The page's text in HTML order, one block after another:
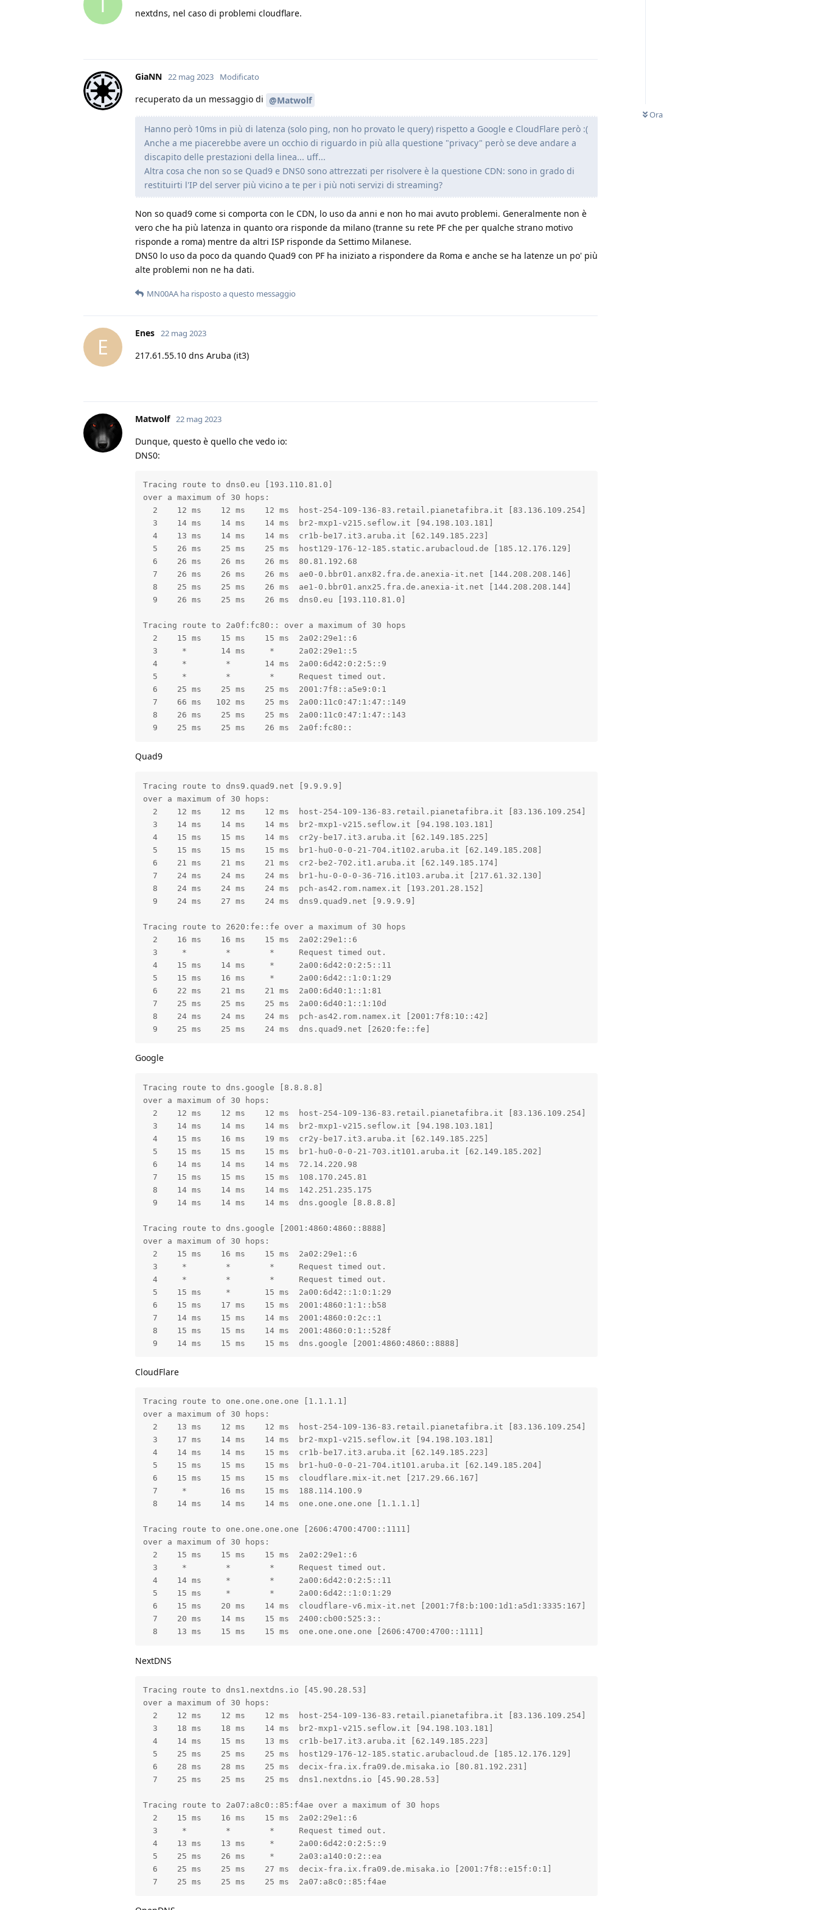
Ora
nextdns, nel caso di problemi cloudflare.
GiaNN 22 mag 2023 Modificato
recuperato da un messaggio di @Matwolf
Hanno però 10ms in più di latenza (solo ping, non ho provato le query) rispetto a Google e CloudFlare però :(
Anche a me piacerebbe avere un occhio di riguardo in più alla questione "privacy" però se deve andare a
discapito delle prestazioni della linea... uff...
Altra cosa che non so se Quad9 e DNS0 sono attrezzati per risolvere è la questione CDN: sono in grado di
restituirti l'IP del server più vicino a te per i più noti servizi di streaming?
Non so quad9 come si comporta con le CDN, lo uso da anni e non ho mai avuto problemi. Generalmente non è
vero che ha più latenza in quanto ora risponde da milano (tranne su rete PF che per qualche strano motivo
risponde a roma) mentre da altri ISP risponde da Settimo Milanese.
DNS0 lo uso da poco da quando Quad9 con PF ha iniziato a rispondere da Roma e anche se ha latenze un po' più
alte problemi non ne ha dati.
MN00AA ha risposto a questo messaggio
E
Enes 22 mag 2023
217.61.55.10 dns Aruba (it3)
Matwolf 22 mag 2023
Dunque, questo è quello che vedo io:
DNS0:
Tracing route to dns0.eu [193.110.81.0]
over a maximum of 30 hops:
  2    12 ms    12 ms    12 ms  host-254-109-136-83.retail.pianetafibra.it [83.136.109.254]
  3    14 ms    14 ms    14 ms  br2-mxp1-v215.seflow.it [94.198.103.181]
  4    13 ms    14 ms    14 ms  cr1b-be17.it3.aruba.it [62.149.185.223]
  5    26 ms    25 ms    25 ms  host129-176-12-185.static.arubacloud.de [185.12.176.129]
  6    26 ms    26 ms    26 ms  80.81.192.68
  7    26 ms    26 ms    26 ms  ae0-0.bbr01.anx82.fra.de.anexia-it.net [144.208.208.146]
  8    25 ms    25 ms    26 ms  ae1-0.bbr01.anx25.fra.de.anexia-it.net [144.208.208.144]
  9    26 ms    25 ms    26 ms  dns0.eu [193.110.81.0]
Tracing route to 2a0f:fc80:: over a maximum of 30 hops
  2    15 ms    15 ms    15 ms  2a02:29e1::6
  3     *       14 ms     *     2a02:29e1::5
  4     *        *       14 ms  2a00:6d42:0:2:5::9
  5     *        *        *     Request timed out.
  6    25 ms    25 ms    25 ms  2001:7f8::a5e9:0:1
  7    66 ms   102 ms    25 ms  2a00:11c0:47:1:47::149
  8    26 ms    25 ms    25 ms  2a00:11c0:47:1:47::143
  9    25 ms    25 ms    26 ms  2a0f:fc80::
Quad9
Tracing route to dns9.quad9.net [9.9.9.9]
over a maximum of 30 hops:
  2    12 ms    12 ms    12 ms  host-254-109-136-83.retail.pianetafibra.it [83.136.109.254]
  3    14 ms    14 ms    14 ms  br2-mxp1-v215.seflow.it [94.198.103.181]
  4    15 ms    15 ms    14 ms  cr2y-be17.it3.aruba.it [62.149.185.225]
  5    15 ms    15 ms    15 ms  br1-hu0-0-0-21-704.it102.aruba.it [62.149.185.208]
  6    21 ms    21 ms    21 ms  cr2-be2-702.it1.aruba.it [62.149.185.174]
  7    24 ms    24 ms    24 ms  br1-hu-0-0-0-36-716.it103.aruba.it [217.61.32.130]
  8    24 ms    24 ms    24 ms  pch-as42.rom.namex.it [193.201.28.152]
  9    24 ms    27 ms    24 ms  dns9.quad9.net [9.9.9.9]
Tracing route to 2620:fe::fe over a maximum of 30 hops
  2    16 ms    16 ms    15 ms  2a02:29e1::6
  3     *        *        *     Request timed out.
  4    15 ms    14 ms     *     2a00:6d42:0:2:5::11
  5    15 ms    16 ms     *     2a00:6d42::1:0:1:29
  6    22 ms    21 ms    21 ms  2a00:6d40:1::1:81
  7    25 ms    25 ms    25 ms  2a00:6d40:1::1:10d
  8    24 ms    24 ms    24 ms  pch-as42.rom.namex.it [2001:7f8:10::42]
  9    25 ms    25 ms    24 ms  dns.quad9.net [2620:fe::fe]
Google
Tracing route to dns.google [8.8.8.8]
over a maximum of 30 hops:
  2    12 ms    12 ms    12 ms  host-254-109-136-83.retail.pianetafibra.it [83.136.109.254]
  3    14 ms    14 ms    14 ms  br2-mxp1-v215.seflow.it [94.198.103.181]
  4    15 ms    16 ms    19 ms  cr2y-be17.it3.aruba.it [62.149.185.225]
  5    15 ms    15 ms    15 ms  br1-hu0-0-0-21-703.it101.aruba.it [62.149.185.202]
  6    14 ms    14 ms    14 ms  72.14.220.98
  7    15 ms    15 ms    15 ms  108.170.245.81
  8    14 ms    14 ms    14 ms  142.251.235.175
  9    14 ms    14 ms    14 ms  dns.google [8.8.8.8]
Tracing route to dns.google [2001:4860:4860::8888]
over a maximum of 30 hops:
  2    15 ms    16 ms    15 ms  2a02:29e1::6
  3     *        *        *     Request timed out.
  4     *        *        *     Request timed out.
  5    15 ms     *       15 ms  2a00:6d42::1:0:1:29
  6    15 ms    17 ms    15 ms  2001:4860:1:1::b58
  7    14 ms    15 ms    14 ms  2001:4860:0:2c::1
  8    15 ms    15 ms    14 ms  2001:4860:0:1::528f
  9    14 ms    15 ms    15 ms  dns.google [2001:4860:4860::8888]
CloudFlare
Tracing route to one.one.one.one [1.1.1.1]
over a maximum of 30 hops:
  2    13 ms    12 ms    12 ms  host-254-109-136-83.retail.pianetafibra.it [83.136.109.254]
  3    17 ms    14 ms    14 ms  br2-mxp1-v215.seflow.it [94.198.103.181]
  4    14 ms    14 ms    15 ms  cr1b-be17.it3.aruba.it [62.149.185.223]
  5    15 ms    15 ms    15 ms  br1-hu0-0-0-21-704.it101.aruba.it [62.149.185.204]
  6    15 ms    15 ms    15 ms  cloudflare.mix-it.net [217.29.66.167]
  7     *       16 ms    15 ms  188.114.100.9
  8    14 ms    14 ms    14 ms  one.one.one.one [1.1.1.1]
Tracing route to one.one.one.one [2606:4700:4700::1111]
over a maximum of 30 hops:
  2    15 ms    15 ms    15 ms  2a02:29e1::6
  3     *        *        *     Request timed out.
  4    14 ms     *        *     2a00:6d42:0:2:5::11
  5    15 ms     *        *     2a00:6d42::1:0:1:29
  6    15 ms    20 ms    14 ms  cloudflare-v6.mix-it.net [2001:7f8:b:100:1d1:a5d1:3335:167]
  7    20 ms    14 ms    15 ms  2400:cb00:525:3::
  8    13 ms    15 ms    15 ms  one.one.one.one [2606:4700:4700::1111]
NextDNS
Tracing route to dns1.nextdns.io [45.90.28.53]
over a maximum of 30 hops:
  2    12 ms    12 ms    12 ms  host-254-109-136-83.retail.pianetafibra.it [83.136.109.254]
  3    18 ms    18 ms    14 ms  br2-mxp1-v215.seflow.it [94.198.103.181]
  4    14 ms    15 ms    13 ms  cr1b-be17.it3.aruba.it [62.149.185.223]
  5    25 ms    25 ms    25 ms  host129-176-12-185.static.arubacloud.de [185.12.176.129]
  6    28 ms    28 ms    25 ms  decix-fra.ix.fra09.de.misaka.io [80.81.192.231]
  7    25 ms    25 ms    25 ms  dns1.nextdns.io [45.90.28.53]
Tracing route to 2a07:a8c0::85:f4ae over a maximum of 30 hops
  2    15 ms    16 ms    15 ms  2a02:29e1::6
  3     *        *        *     Request timed out.
  4    13 ms    13 ms     *     2a00:6d42:0:2:5::9
  5    25 ms    26 ms     *     2a03:a140:0:2::ea
  6    25 ms    25 ms    27 ms  decix-fra.ix.fra09.de.misaka.io [2001:7f8::e15f:0:1]
  7    25 ms    25 ms    25 ms  2a07:a8c0::85:f4ae